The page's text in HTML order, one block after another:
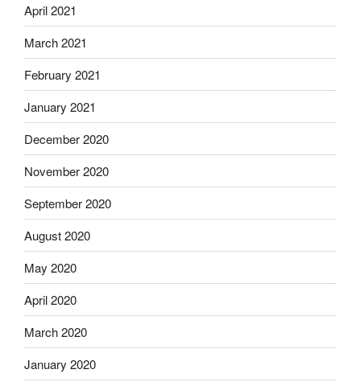
April 2021
March 2021
February 2021
January 2021
December 2020
November 2020
September 2020
August 2020
May 2020
April 2020
March 2020
January 2020